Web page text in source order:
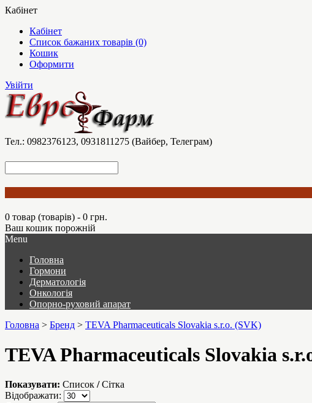
Кабінет
Кабінет
Список бажаних товарів (0)
Кошик
Оформити
Увійти
Тел.: 0982376123, 0931811275 (Вайбер, Телеграм)
0 товар (товарів) - 0 грн.
Ваш кошик порожній
Menu
Головна
Гормони
Дерматологія
Онкологія
Опорно-руховий апарат
Головна > Бренд > TEVA Pharmaceuticals Slovakia s.r.o. (SVK)
TEVA Pharmaceuticals Slovakia
Показувати: Список / Сітка
Відображати: